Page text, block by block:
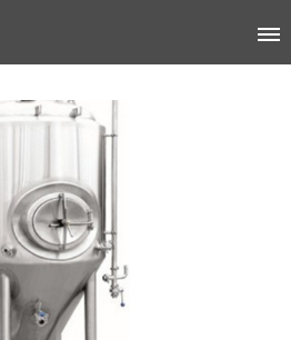
空压机系列
冷水机系列
客户案例